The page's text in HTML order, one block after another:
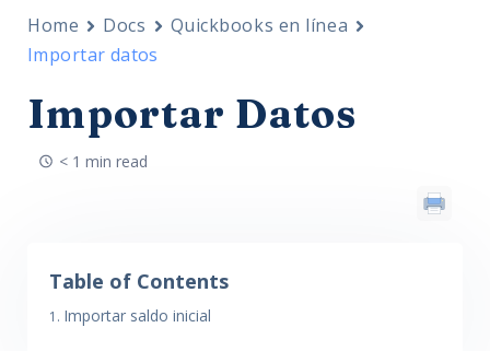
Home Docs
Quickbooks en línea
Importar datos
Importar Datos
< 1 min read
Table of Contents
Importar saldo inicial